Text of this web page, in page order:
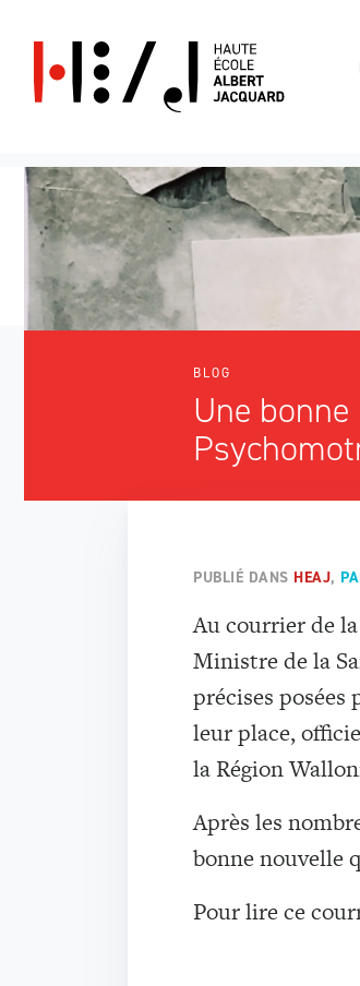
Que cherches-tu?
BLOG
Une
PUBLIÉ DANS HEAJ,
Au courrier de
Ministre de la
précises posées
leur place,
la Région
Après les
bonne nouvelle
Pour lire ce